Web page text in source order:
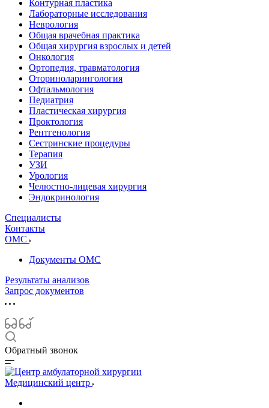
Контурная пластика
Лабораторные исследования
Неврология
Общая врачебная практика
Общая хирургия взрослых и детей
Онкология
Ортопедия, травматология
Оториноларингология
Офтальмология
Педиатрия
Пластическая хирургия
Проктология
Рентгенология
Сестринские процедуры
Терапия
УЗИ
Урология
Челюстно-лицевая хирургия
Эндокринология
Специалисты
Контакты
ОМС
Документы ОМС
Результаты анализов
Запрос документов
Обратный звонок
Медицинский центр